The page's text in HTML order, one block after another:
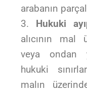
arabanın
Hukuki
alıcının mal
veya ondan
hukuki
malın